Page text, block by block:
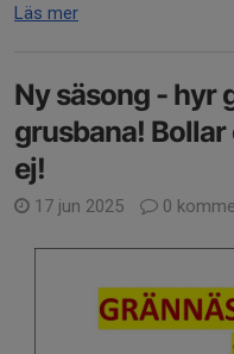
Läs mer
Ny säsong - hyr
grusbana!
ej!
17 jun 2025 0